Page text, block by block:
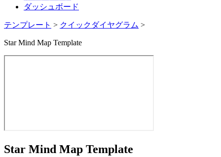
ダッシュボード
テンプレート > クイックダイヤグラム >
Star Mind Map Template
Star Mind Map Template